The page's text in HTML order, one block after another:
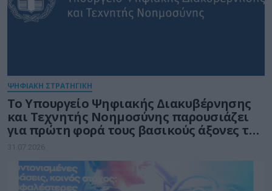
ΨΗΦΙΑΚΗ ΣΤΡΑΤΗΓΙΚΗ
Το Υπουργείο Ψηφιακής Διακυβέρνησης
και Τεχνητής Νοημοσύνης παρουσιάζει
για πρώτη φορά τους βασικούς άξονες του
νέου Εθνικού Διαστημικού Προγράμματος
31.07.2026